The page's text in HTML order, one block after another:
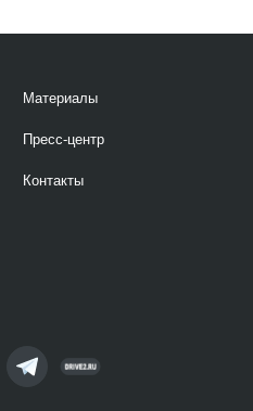
Материалы
Пресс-центр
Контакты